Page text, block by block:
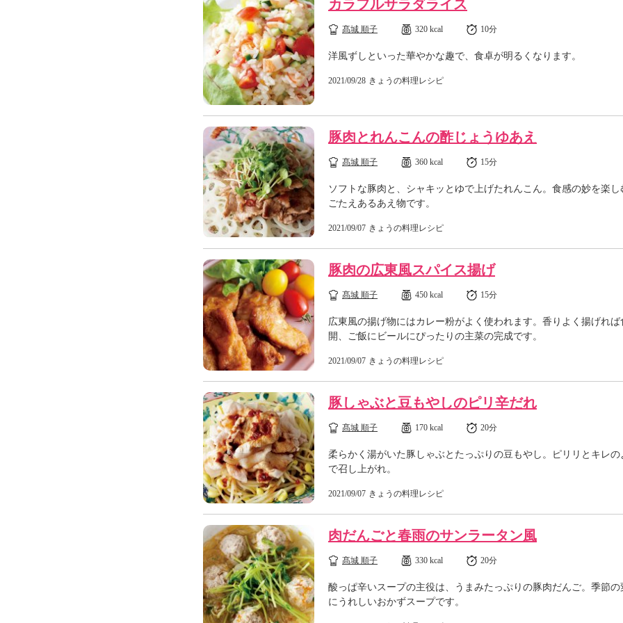
カラフルサラダライス
髙城 順子 320 kcal 10分
洋風ずしといった華やかな趣で、食卓が明るくなります。
2021/09/28 きょうの料理レシピ
豚肉とれんこんの酢じょうゆあえ
髙城 順子 360 kcal 15分
ソフトな豚肉と、シャキッとゆで上げたれんこん。食感の妙を楽し
ごたえあるあえ物です。
2021/09/07 きょうの料理レシピ
豚肉の広東風スパイス揚げ
髙城 順子 450 kcal 15分
広東風の揚げ物にはカレー粉がよく使われます。香りよく揚げれば
開、ご飯にビールにぴったりの主菜の完成です。
2021/09/07 きょうの料理レシピ
豚しゃぶと豆もやしのピリ辛だれ
髙城 順子 170 kcal 20分
柔らかく湯がいた豚しゃぶとたっぷりの豆もやし。ピリリとキレの
で召し上がれ。
2021/09/07 きょうの料理レシピ
肉だんごと春雨のサンラータン風
髙城 順子 330 kcal 20分
酸っぱ辛いスープの主役は、うまみたっぷりの豚肉だんご。季節の
にうれしいおかずスープです。